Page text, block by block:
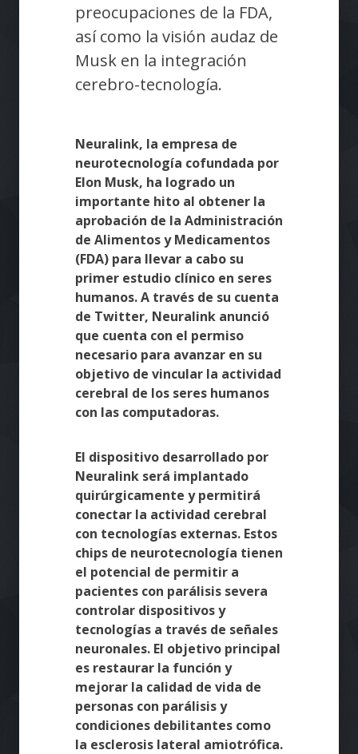
preocupaciones de la FDA,
así como la visión audaz de
Musk en la integración
cerebro-tecnología.
Neuralink, la empresa de
neurotecnología cofundada por
Elon Musk, ha logrado un
importante hito al obtener la
aprobación de la Administración
de Alimentos y Medicamentos
(FDA) para llevar a cabo su
primer estudio clínico en seres
humanos. A través de su cuenta
de Twitter, Neuralink anunció
que cuenta con el permiso
necesario para avanzar en su
objetivo de vincular la actividad
cerebral de los seres humanos
con las computadoras.
El dispositivo desarrollado por
Neuralink será implantado
quirúrgicamente y permitirá
conectar la actividad cerebral
con tecnologías externas. Estos
chips de neurotecnología tienen
el potencial de permitir a
pacientes con parálisis severa
controlar dispositivos y
tecnologías a través de señales
neuronales. El objetivo principal
es restaurar la función y
mejorar la calidad de vida de
personas con parálisis y
condiciones debilitantes como
la esclerosis lateral amiotrófica.